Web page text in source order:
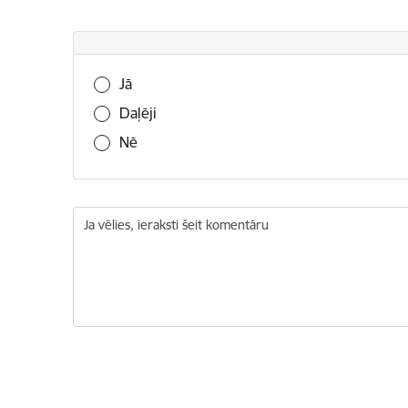
Vai šī informācija bija noderīga?
Jā
Daļēji
Nē
Ja vēlies, ieraksti šeit komentāru